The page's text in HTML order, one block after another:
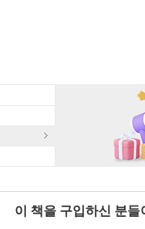
이 책을 구입하신 분